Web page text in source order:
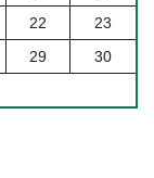
22
23
29
30